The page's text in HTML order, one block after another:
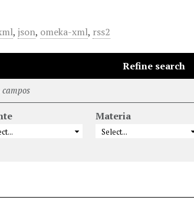
,json, omeka-xml, rss2
Refine search
Materia